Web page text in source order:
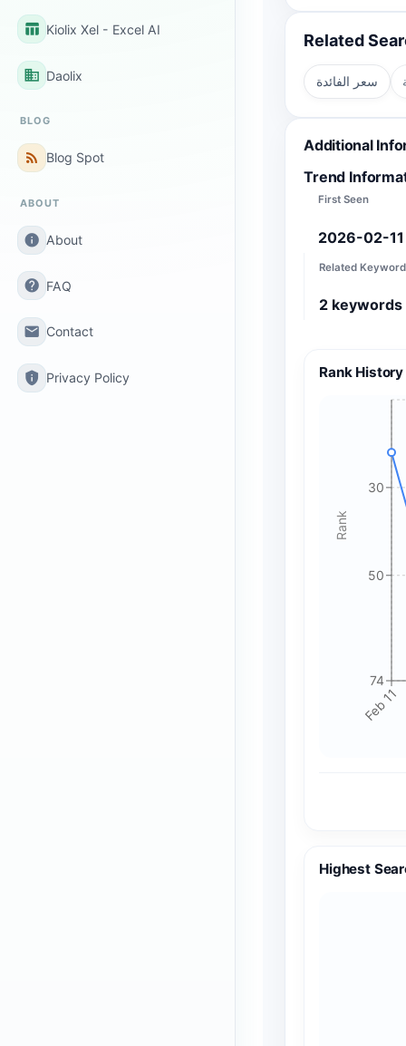
table_chart Kiolix Xel - Excel AI
business Daolix
BLOG
rss_feed Blog Spot
ABOUT
info About
help FAQ
email Contact
privacy_tip Privacy Policy
Related
سعر الفائدة
Additional
Trend
First Seen
2026-02-11
Related
2 keywords
Rank History
Feb 11
30
50
74
Rank
Highest